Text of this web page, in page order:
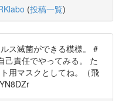
(投稿一覧)
ス滅菌ができる模様。 #
己責任でやってみる。 た
用マスクとしてね。（飛